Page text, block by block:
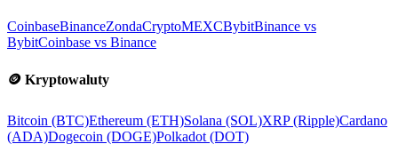
CoinbaseBinanceZondaCryptoMEXCBybitBinance vs
BybitCoinbase vs Binance
🪙 Kryptowaluty
Bitcoin (BTC)Ethereum (ETH)Solana (SOL)XRP (Ripple)Cardano
(ADA)Dogecoin (DOGE)Polkadot (DOT)